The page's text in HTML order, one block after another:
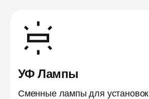
УФ Лампы
Сменные лампы для установок